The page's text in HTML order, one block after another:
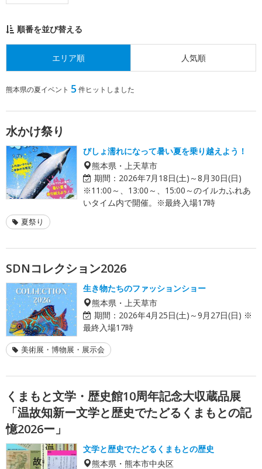
順番を並び替える
エリア順 人気順
熊本県の夏イベント 5 件ヒットしました
水かけ祭り
びしょ濡れになって暑い夏を乗り越えよう！
熊本県・上天草市
期間： 2026年7月18日(土)～8月30日(日)
※11:00～、13:00～、15:00～のイルカふれあ
いタイム内で開催。※最終入場17時
夏祭り
SDNコレクション2026
生き物たちのファッションショー
熊本県・上天草市
期間： 2026年4月25日(土)～9月27日(日) ※
最終入場17時
美術展・博物展・展示会
くまもと文学・歴史館10周年記念大収蔵品展
「温故知新ー文学と歴史でたどるくまもとの記
憶2026ー」
文学と歴史でたどるくまもとの歴史
熊本県・熊本市中央区